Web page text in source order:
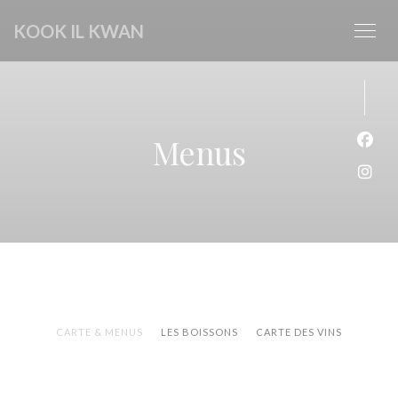
KOOK IL KWAN
Menus
CARTE & MENUS LES BOISSONS CARTE DES VINS